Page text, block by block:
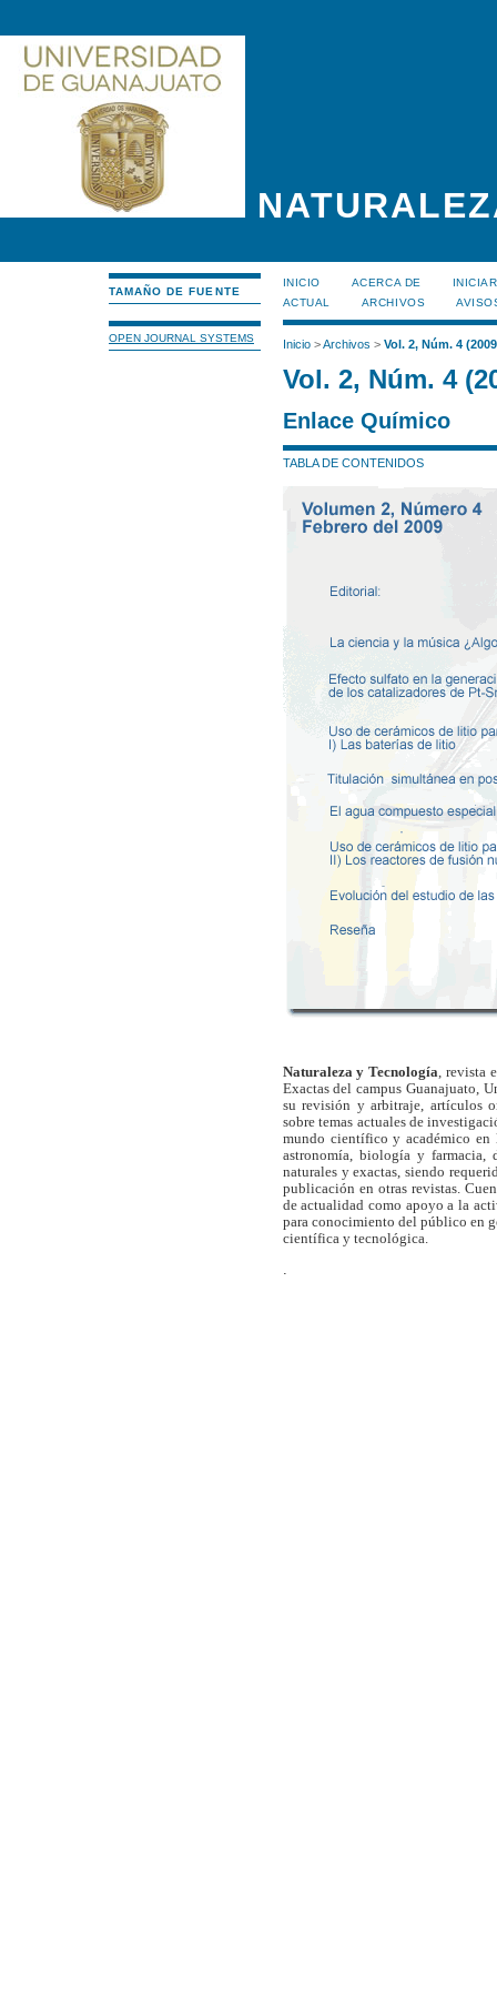
TAMAÑO DE FUENTE
OPEN JOURNAL SYSTEMS
INICIO ACERCA DE
ACTUAL
ARCHIVOS
Inicio>Archivos > Vol. 2, Núm. 4
Vol. 2, Núm. 4
Enlace Químico
TABLA DE CONTENIDOS
Naturaleza y Tecnología, revista
Exactas del campus Guanajuato,
su revisión y arbitraje, artículos
sobre temas actuales de
mundo científico y académico en
astronomía, biología y farmacia,
naturales y exactas, siendo
publicación en otras revistas.
de actualidad como apoyo a la
para conocimiento del público en
científica y tecnológica.